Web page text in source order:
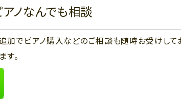
アノなんでも相談
加でピアノ購入などのご相談も随時お受けして
す。